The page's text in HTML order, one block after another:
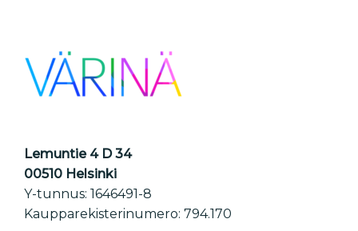
Lemuntie 4 D 34
00510 Helsinki
Y-tunnus: 1646491-8
Kaupparekisterinumero: 794.170